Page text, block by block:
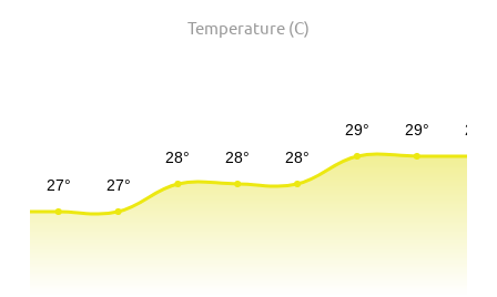
Temperature (C)